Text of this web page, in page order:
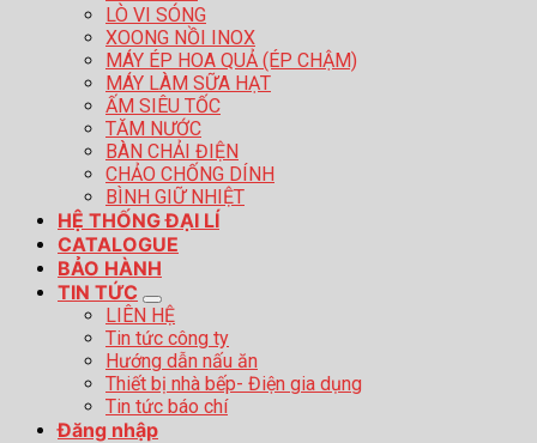
LÒ VI SÓNG
XOONG NỒI INOX
MÁY ÉP HOA QUẢ (ÉP CHẬM)
MÁY LÀM SỮA HẠT
ẤM SIÊU TỐC
TĂM NƯỚC
BÀN CHẢI ĐIỆN
CHẢO CHỐNG DÍNH
BÌNH GIỮ NHIỆT
HỆ THỐNG ĐẠI LÍ
CATALOGUE
BẢO HÀNH
TIN TỨC
LIÊN HỆ
Tin tức công ty
Hướng dẫn nấu ăn
Thiết bị nhà bếp- Điện gia dụng
Tin tức báo chí
Đăng nhập